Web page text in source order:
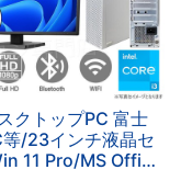
クトップPC 富士
/23インチ液晶セ
11 Pro/MS Office